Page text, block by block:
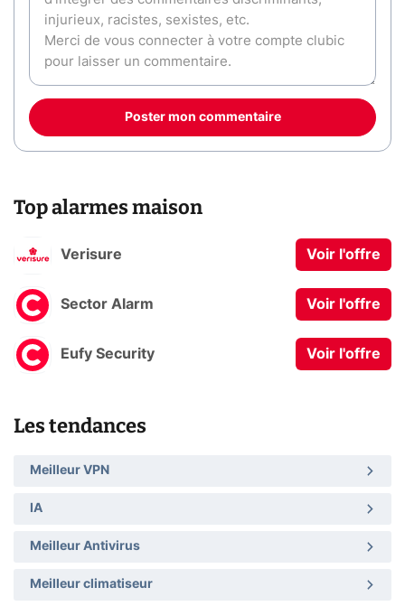
Poster mon commentaire
Top alarmes maison
Verisure Voir l'offre
Sector Alarm Voir l'offre
Eufy Security Voir l'offre
Les tendances
Meilleur VPN
IA
Meilleur Antivirus
Meilleur climatiseur